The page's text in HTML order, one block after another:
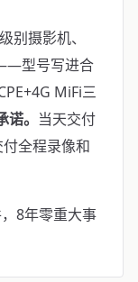
别摄影机、
型号写进合
MiFi三
诺。 当天交付
全程录像和
8年零重大事